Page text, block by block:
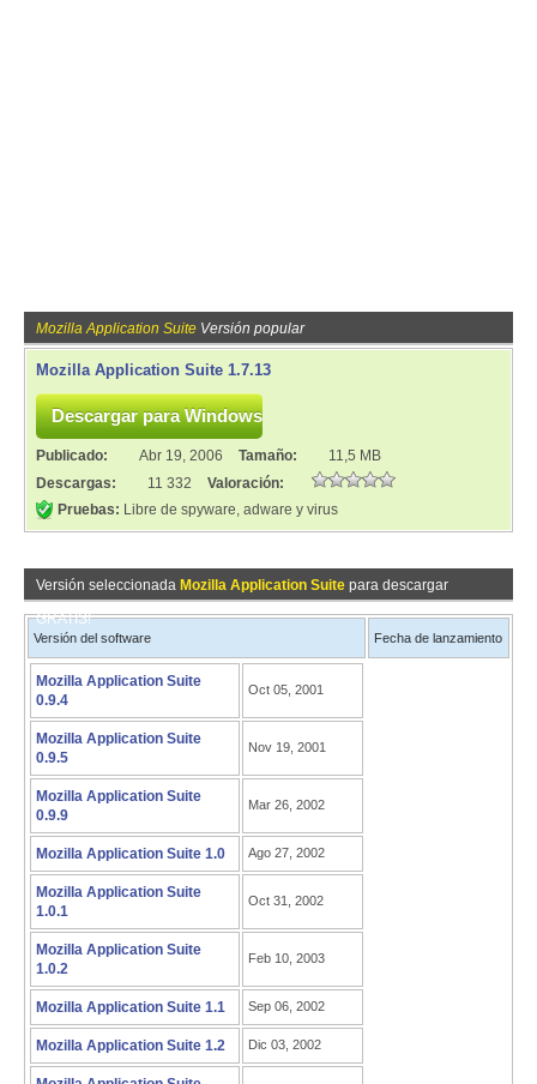
Mozilla Application Suite Versión popular
Mozilla Application Suite 1.7.13
Publicado: Abr 19, 2006 Tamaño:
11,5 MB
Descargas:
11 332
Valoración:
Pruebas: Libre de spyware, adware y virus
Versión seleccionada Mozilla Application Suite para descargar
GRATIS!
Versión del software Fecha de lanzamiento
Mozilla Application Suite
0.9.4
Oct 05, 2001
Mozilla Application Suite
0.9.5
Nov 19, 2001
Mozilla Application Suite
0.9.9
Mar 26, 2002
Mozilla Application Suite 1.0 Ago 27, 2002
Mozilla Application Suite
1.0.1
Oct 31, 2002
Mozilla Application Suite
1.0.2
Feb 10, 2003
Mozilla Application Suite 1.1 Sep 06, 2002
Mozilla Application Suite 1.2 Dic 03, 2002